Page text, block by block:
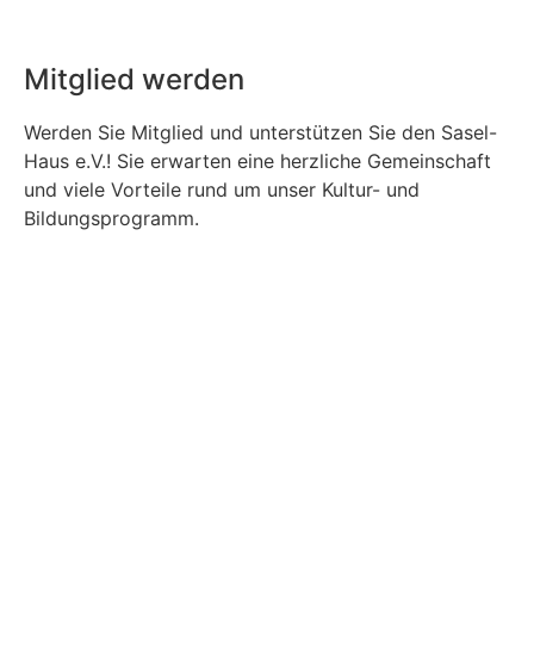
Mitglied werden
Werden Sie Mitglied und unterstützen Sie den Sasel-
Haus e.V.! Sie erwarten eine herzliche Gemeinschaft
und viele Vorteile rund um unser Kultur- und
Bildungsprogramm.